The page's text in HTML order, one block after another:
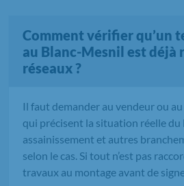
Comment vérifier qu’un
au Blanc-Mesnil est déjà
réseaux ?
Il faut demander au vendeur ou
qui précisent la situation réelle du
assainissement et autres
selon le cas. Si tout n’est pas
travaux au montage avant de